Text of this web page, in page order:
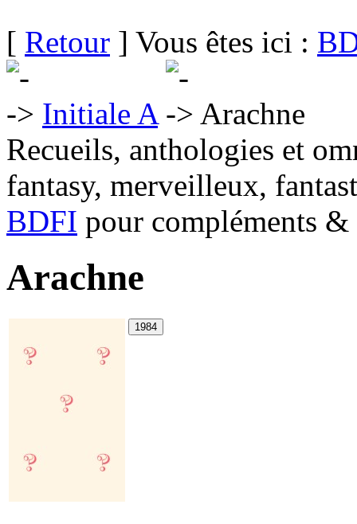
[ Retour ] Vous êtes ici :
Initiale A
Arachne
Recueils, anthologies et
fantasy, merveilleux,
BDFI pour compléments
Arachne